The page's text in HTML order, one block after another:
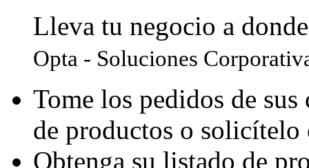
Lleva tu negocio a
Opta - Soluciones
Tome los pedidos de
de productos o solicítelo
Obtenga su listado de